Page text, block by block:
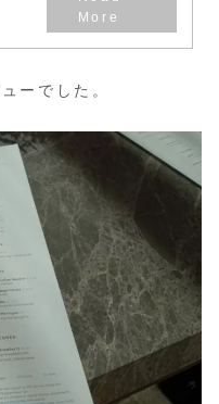
ーでした。